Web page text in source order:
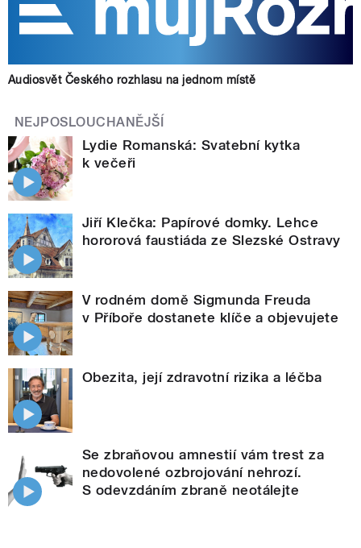
Audiosvět Českého rozhlasu na jednom místě
NEJPOSLOUCHANĚJŠÍ
Lydie Romanská: Svatební kytka
k večeři
Jiří Klečka: Papírové domky. Lehce
hororová faustiáda ze Slezské Ostravy
V rodném domě Sigmunda Freuda
v Příboře dostanete klíče a objevujete
Obezita, její zdravotní rizika a léčba
Se zbraňovou amnestií vám trest za
nedovolené ozbrojování nehrozí.
S odevzdáním zbraně neotálejte